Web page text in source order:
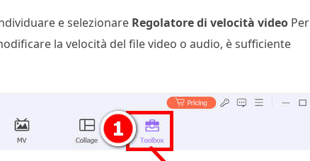
e selezionare Regolatore di velocità video Per
la velocità del file video o audio, è sufficiente